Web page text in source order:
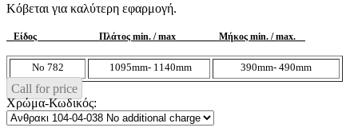
Κόβεται για καλύτερη εφαρμογή.
Είδος Πλάτος min. /max Μήκος min. /max.
No 782 1095mm- 1140mm 390mm- 490mm
Call for price
Χρώμα-Κωδικός: